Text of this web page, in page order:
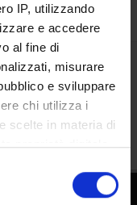
IP, utilizzando
e accedere
al fine di
misurare
e sviluppare
chi utilizza i
scelte in materia di
proprietà digitale
in qualsiasi
o facendo clic